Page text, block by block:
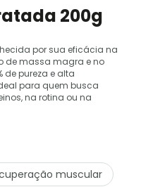
200g
por sua eficácia na
de massa magra e no
de pureza e alta
para quem busca
na rotina ou na
muscular